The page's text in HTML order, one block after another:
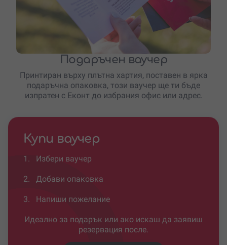
Подаръчен ваучер
Принтиран върху плътна хартия, поставен в ярка
подаръчна опаковка, този ваучер ще ти бъде
изпратен с Еконт до избрания офис или адрес.
Купи ваучер
1. Избери ваучер
2. Добави опаковка
3. Напиши пожелание
Идеално за подарък или ако искаш да заявиш
резервация после.